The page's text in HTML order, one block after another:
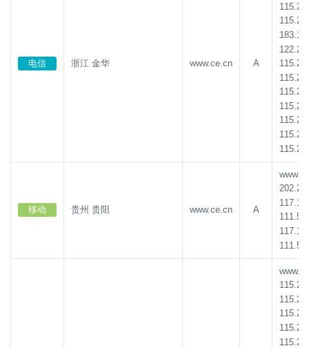
电信 浙江 金华 www.ce.cn A
移动 贵州 贵阳 www.ce.cn A